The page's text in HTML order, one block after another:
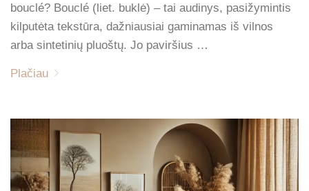
bouclé? Bouclé (liet. buklė) – tai audinys, pasižymintis
kilputėta tekstūra, dažniausiai gaminamas iš vilnos
arba sintetinių pluoštų. Jo paviršius …
Plačiau